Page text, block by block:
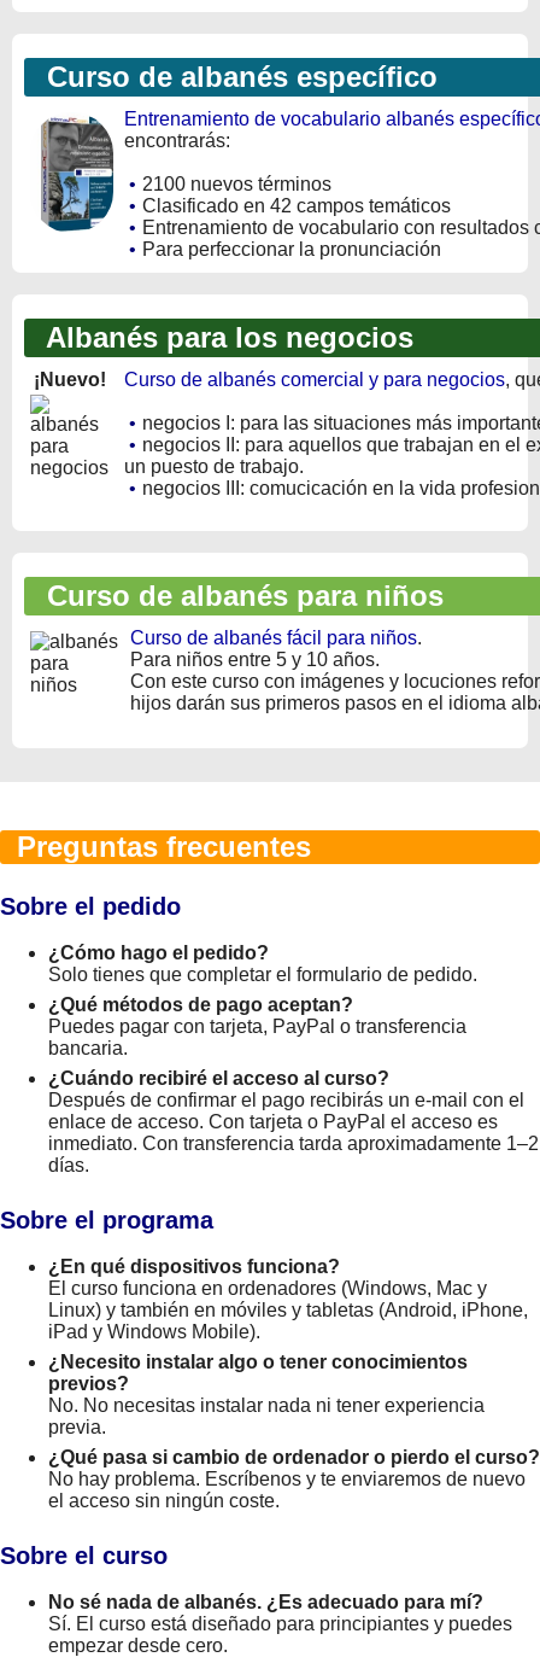
Curso de albanés específico
Entrenamiento de vocabulario albanés
encontrarás:
• 2100 nuevos términos
• Clasificado en 42 campos temáticos
• Entrenamiento de vocabulario con resultados
• Para perfeccionar la pronunciación
Albanés para los negocios
¡Nuevo! Curso de albanés comercial y para negocios,
• negocios I: para las situaciones más
• negocios II: para aquellos que trabajan en el
un puesto de trabajo.
• negocios III: comucicación en la vida
Curso de albanés para niños
Curso de albanés fácil para niños.
Para niños entre 5 y 10 años.
Con este curso con imágenes y locuciones
hijos darán sus primeros pasos en el idioma
Preguntas frecuentes
Sobre el pedido
¿Cómo hago el pedido?
Solo tienes que completar el formulario de pedido.
¿Qué métodos de pago aceptan?
Puedes pagar con tarjeta, PayPal o transferencia
bancaria.
¿Cuándo recibiré el acceso al curso?
Después de confirmar el pago recibirás un e-mail con el
enlace de acceso. Con tarjeta o PayPal el acceso es
inmediato. Con transferencia tarda aproximadamente 1–2
días.
Sobre el programa
¿En qué dispositivos funciona?
El curso funciona en ordenadores (Windows, Mac y
Linux) y también en móviles y tabletas (Android, iPhone,
iPad y Windows Mobile).
¿Necesito instalar algo o tener conocimientos
previos?
No. No necesitas instalar nada ni tener experiencia
previa.
¿Qué pasa si cambio de ordenador o pierdo el curso?
No hay problema. Escríbenos y te enviaremos de nuevo
el acceso sin ningún coste.
Sobre el curso
No sé nada de albanés. ¿Es adecuado para mí?
Sí. El curso está diseñado para principiantes y puedes
empezar desde cero.